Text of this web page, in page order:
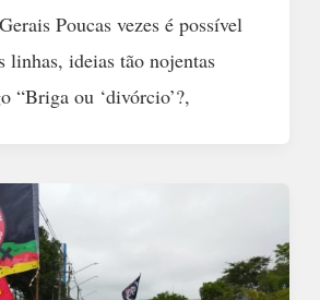
Poucas vezes é possível
linhas, ideias tão nojentas
“Briga ou ‘divórcio’?,